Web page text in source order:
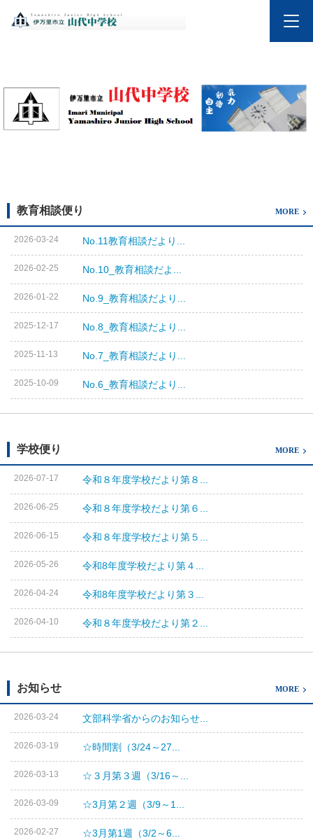
教育相談便り MORE
2026-03-24 No.11教育相談だより...
2026-02-25 No.10_教育相談だよ...
2026-01-22 No.9_教育相談だより...
2025-12-17 No.8_教育相談だより...
2025-11-13 No.7_教育相談だより...
2025-10-09 No.6_教育相談だより...
学校便り MORE
2026-07-17 令和８年度学校だより第８...
2026-06-25 令和８年度学校だより第６...
2026-06-15 令和８年度学校だより第５...
2026-05-26 令和8年度学校だより第４...
2026-04-24 令和8年度学校だより第３...
2026-04-10 令和８年度学校だより第２...
お知らせ MORE
2026-03-24 文部科学省からのお知らせ...
2026-03-19 ☆時間割（3/24～27...
2026-03-13 ☆３月第３週（3/16～...
2026-03-09 ☆3月第２週（3/9～1...
2026-02-27 ☆3月第1週（3/2～6...